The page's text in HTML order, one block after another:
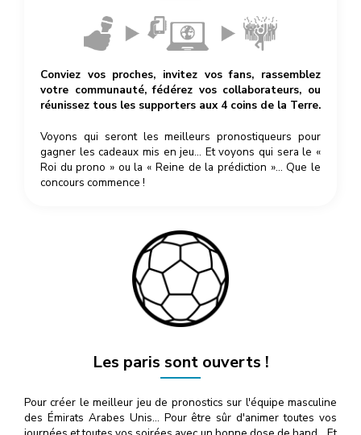
Conviez vos proches, invitez vos fans, rassemblez
votre communauté, fédérez vos collaborateurs, ou
réunissez tous les supporters aux 4 coins de la Terre.
Voyons qui seront les meilleurs pronostiqueurs pour
gagner les cadeaux mis en jeu… Et voyons qui sera le «
Roi du prono » ou la « Reine de la prédiction »… Que le
concours commence !
Les paris sont ouverts !
Pour créer le meilleur jeu de pronostics sur l'équipe masculine
des Émirats Arabes Unis… Pour être sûr d'animer toutes vos